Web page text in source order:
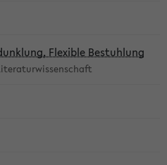
Flexible Bestuhlung